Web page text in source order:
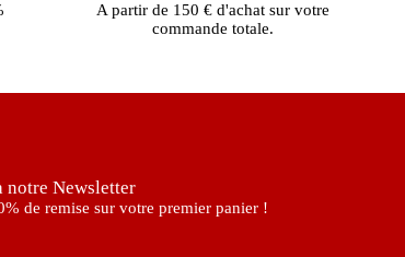
A partir de 150 € d'achat sur votre
commande totale.
notre Newsletter
de remise sur votre premier panier !